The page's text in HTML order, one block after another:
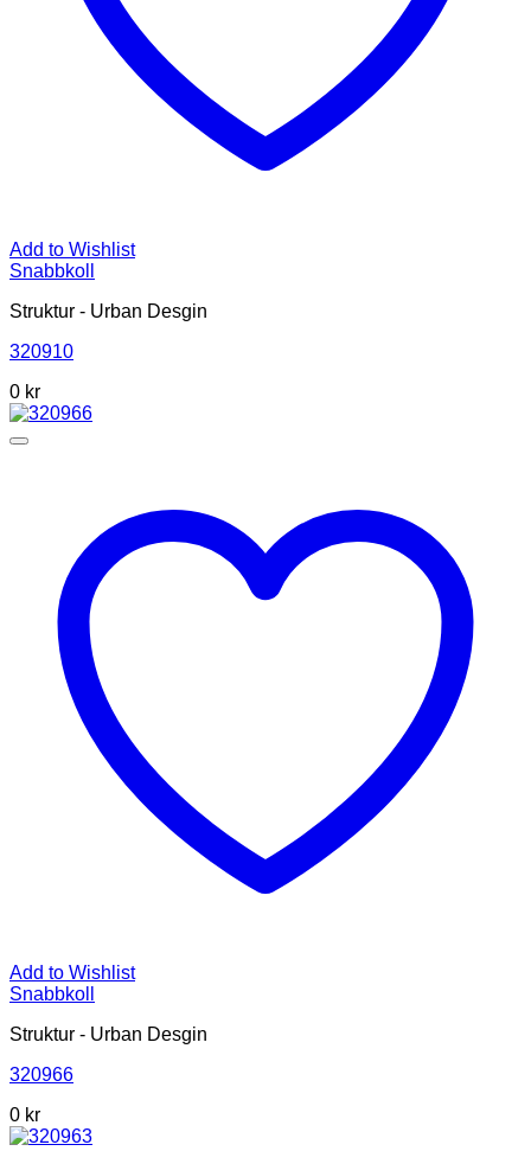
Add to Wishlist
Snabbkoll
Struktur - Urban Desgin
320910
0 kr
Add to Wishlist
Snabbkoll
Struktur - Urban Desgin
320966
0 kr